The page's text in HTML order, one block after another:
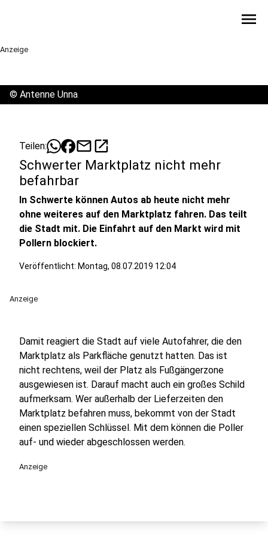
menu
Anzeige
© Antenne Unna
Teilen: mailopen_in_new
Schwerter Marktplatz nicht mehr
befahrbar
In Schwerte können Autos ab heute nicht mehr
ohne weiteres auf den Marktplatz fahren. Das teilt
die Stadt mit. Die Einfahrt auf den Markt wird mit
Pollern blockiert.
Veröffentlicht: Montag, 08.07.2019 12:04
Anzeige
Damit reagiert die Stadt auf viele Autofahrer, die den
Marktplatz als Parkfläche genutzt hatten. Das ist
nicht rechtens, weil der Platz als Fußgängerzone
ausgewiesen ist. Darauf macht auch ein großes Schild
aufmerksam. Wer außerhalb der Lieferzeiten den
Marktplatz befahren muss, bekommt von der Stadt
einen speziellen Schlüssel. Mit dem können die Poller
auf- und wieder abgeschlossen werden.
Anzeige